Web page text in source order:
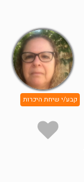
קבע/י שיחת היכרות